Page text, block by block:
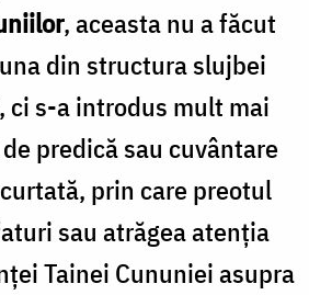
, aceasta nu a făcut
din structura slujbei
ci s-a introdus mult mai
predică sau cuvântare
prin care preotul
sau atrăgea atenția
Tainei Cununiei asupra